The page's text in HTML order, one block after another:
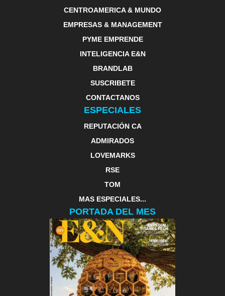
CENTROAMERICA & MUNDO
EMPRESAS & MANAGEMENT
PYME EMPRENDE
INTELIGENCIA E&N
BRANDLAB
SUSCRIBETE
CONTACTANOS
ESPECIALES
REPUTACIÓN CA
ADMIRADOS
LOVEMARKS
RSE
TOM
MAS ESPECIALES...
PORTADA DEL MES